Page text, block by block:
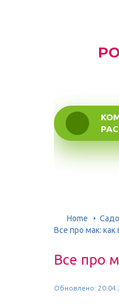
Home
Все про мак:
Все про
Обновлено: